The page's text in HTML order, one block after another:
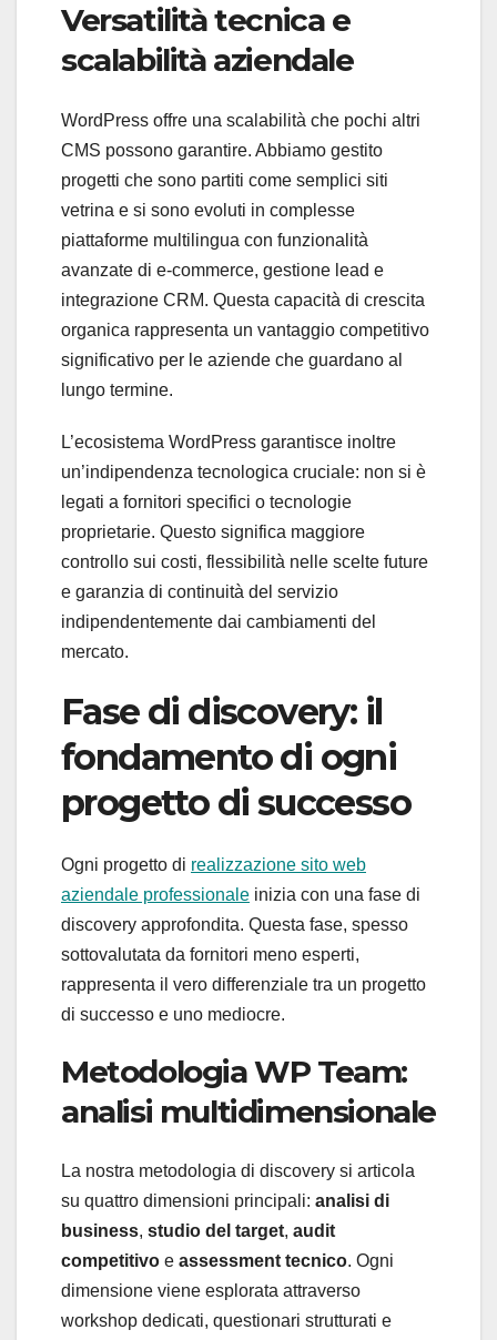
Versatilità tecnica e
scalabilità aziendale
WordPress offre una scalabilità che pochi altri
CMS possono garantire. Abbiamo gestito
progetti che sono partiti come semplici siti
vetrina e si sono evoluti in complesse
piattaforme multilingua con funzionalità
avanzate di e-commerce, gestione lead e
integrazione CRM. Questa capacità di crescita
organica rappresenta un vantaggio competitivo
significativo per le aziende che guardano al
lungo termine.
L’ecosistema WordPress garantisce inoltre
un’indipendenza tecnologica cruciale: non si è
legati a fornitori specifici o tecnologie
proprietarie. Questo significa maggiore
controllo sui costi, flessibilità nelle scelte future
e garanzia di continuità del servizio
indipendentemente dai cambiamenti del
mercato.
Fase di discovery: il
fondamento di ogni
progetto di successo
Ogni progetto di realizzazione sito web
aziendale professionale inizia con una fase di
discovery approfondita. Questa fase, spesso
sottovalutata da fornitori meno esperti,
rappresenta il vero differenziale tra un progetto
di successo e uno mediocre.
Metodologia WP Team:
analisi multidimensionale
La nostra metodologia di discovery si articola
su quattro dimensioni principali: analisi di
business, studio del target, audit
competitivo e assessment tecnico. Ogni
dimensione viene esplorata attraverso
workshop dedicati, questionari strutturati e